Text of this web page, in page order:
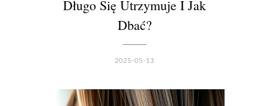
Długo Się Utrzymuje I Jak
Dbać?
2025-05-13